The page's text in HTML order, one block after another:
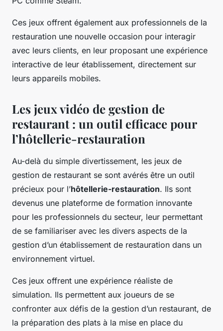
Ces jeux offrent également aux professionnels de la
restauration une nouvelle occasion pour interagir
avec leurs clients, en leur proposant une expérience
interactive de leur établissement, directement sur
leurs appareils mobiles.
Les jeux vidéo de gestion de
restaurant : un outil efficace pour
l’hôtellerie-restauration
Au-delà du simple divertissement, les jeux de
gestion de restaurant se sont avérés être un outil
précieux pour l’hôtellerie-restauration. Ils sont
devenus une plateforme de formation innovante
pour les professionnels du secteur, leur permettant
de se familiariser avec les divers aspects de la
gestion d’un établissement de restauration dans un
environnement virtuel.
Ces jeux offrent une expérience réaliste de
simulation. Ils permettent aux joueurs de se
confronter aux défis de la gestion d’un restaurant, de
la préparation des plats à la mise en place du